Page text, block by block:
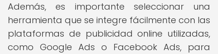
Además, es importante seleccionar una
herramienta que se integre fácilmente con las
plataformas de publicidad online utilizadas,
como Google Ads o Facebook Ads, para